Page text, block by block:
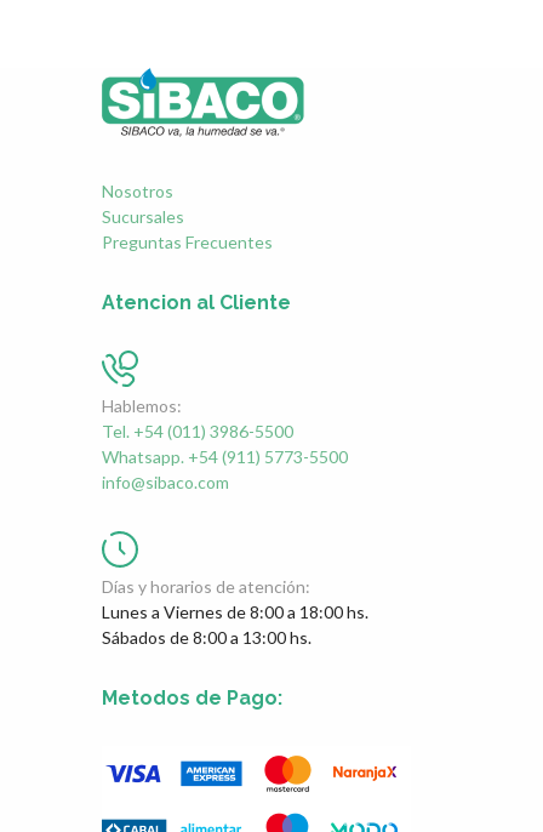
Nosotros
Sucursales
Preguntas Frecuentes
Atencion al Cliente
Hablemos:
Tel. +54 (011) 3986-5500
Whatsapp. +54 (911) 5773-5500
info@sibaco.com
Días y horarios de atención:
Lunes a Viernes de 8:00 a 18:00 hs.
Sábados de 8:00 a 13:00 hs.
Metodos de Pago: